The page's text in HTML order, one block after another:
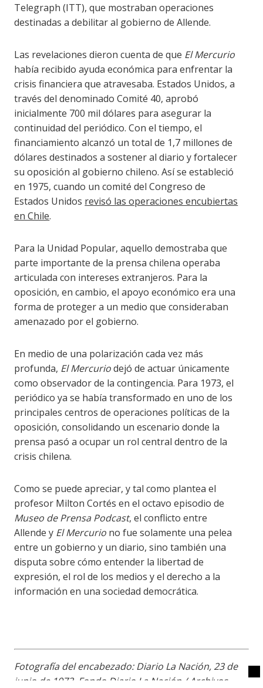
Telegraph (ITT), que mostraban operaciones
destinadas a debilitar al gobierno de Allende.
Las revelaciones dieron cuenta de que El Mercurio
había recibido ayuda económica para enfrentar la
crisis financiera que atravesaba. Estados Unidos, a
través del denominado Comité 40, aprobó
inicialmente 700 mil dólares para asegurar la
continuidad del periódico. Con el tiempo, el
financiamiento alcanzó un total de 1,7 millones de
dólares destinados a sostener al diario y fortalecer
su oposición al gobierno chileno. Así se estableció
en 1975, cuando un comité del Congreso de
Estados Unidos revisó las operaciones encubiertas
en Chile.
Para la Unidad Popular, aquello demostraba que
parte importante de la prensa chilena operaba
articulada con intereses extranjeros. Para la
oposición, en cambio, el apoyo económico era una
forma de proteger a un medio que consideraban
amenazado por el gobierno.
En medio de una polarización cada vez más
profunda, El Mercuriodejó de actuar únicamente
como observador de la contingencia. Para 1973, el
periódico ya se había transformado en uno de los
principales centros de operaciones políticas de la
oposición, consolidando un escenario donde la
prensa pasó a ocupar un rol central dentro de la
crisis chilena.
Como se puede apreciar, y tal como plantea el
profesor Milton Cortés en el octavo episodio de
Museo de Prensa Podcast, el conflicto entre
Allende y El Mercurio no fue solamente una pelea
entre un gobierno y un diario, sino también una
disputa sobre cómo entender la libertad de
expresión, el rol de los medios y el derecho a la
información en una sociedad democrática.
Fotografía del encabezado: Diario La Nación, 23 de
junio de 1973. Fondo Diario La Nación / Archivos